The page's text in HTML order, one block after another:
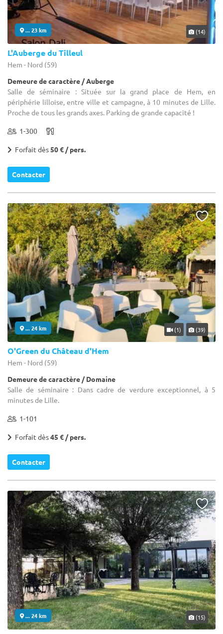
... 23 km (14)
L'Auberge du Tilleul
Hem - Nord (59)
Demeure de caractère / Auberge
Salle de séminaire : Située sur la grand place de Hem, en
périphérie lilloise, entre ville et campagne, à 10 minutes de Lille.
Proche de tous les grands axes. Parking de grande capacité !
1-300
Forfait dès50 € / pers.
Contacter
... 24 km (1) (39)
O'Green du Château d'Hem
Hem - Nord (59)
Demeure de caractère / Domaine
Salle de séminaire : Dans cadre de verdure exceptionnel, à 5
minutes de Lille.
1-101
Forfait dès45 € / pers.
Contacter
... 24 km (15)